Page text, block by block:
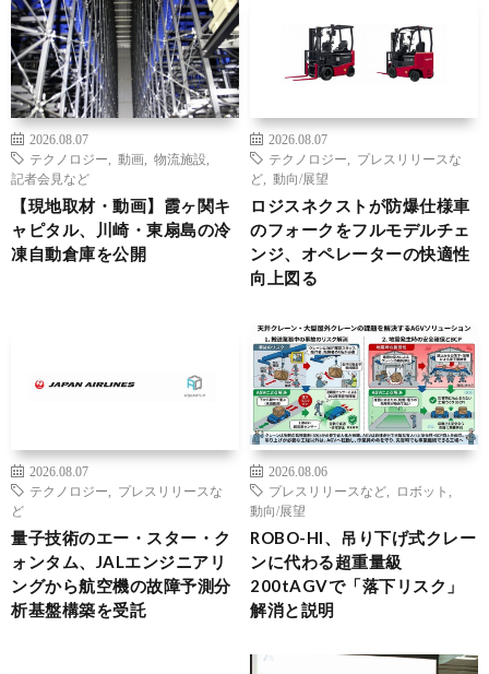
2026.08.07
テクノロジー
動画 物流施設
記者会見など
【現地取材・動画】霞ヶ関キ
ャピタル、川崎・東扇島の冷
凍自動倉庫を公開
2026.08.07
テクノロジー
プレスリリースな
ど
動向/展望
ロジスネクストが防爆仕様車
のフォークをフルモデルチェ
ンジ、オペレーターの快適性
向上図る
2026.08.07
テクノロジー
プレスリリースな
ど
量子技術のエー・スター・ク
ォンタム、JALエンジニアリ
ングから航空機の故障予測分
析基盤構築を受託
2026.08.06
プレスリリースなど
ロボット
動向/展望
ROBO-HI、吊り下げ式クレー
ンに代わる超重量級
200tAGVで「落下リスク」
解消と説明